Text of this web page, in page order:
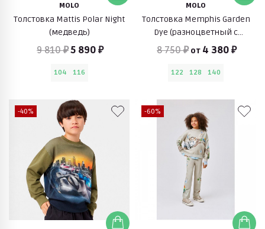
MOLO
Толстовка Mattis Polar Night
(медведь)
9 810 ₽5 890 ₽
104 116
MOLO
Толстовка Memphis Garden
Dye (разноцветный с
принтом)
8 750 ₽ от 4 380 ₽
122 128 140
-40% -60%